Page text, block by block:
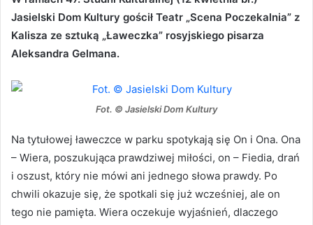
Jasielski Dom Kultury gościł Teatr „Scena Poczekalnia” z
Kalisza ze sztuką „Ławeczka” rosyjskiego pisarza
Aleksandra Gelmana.
Fot. © Jasielski Dom Kultury
Na tytułowej ławeczce w parku spotykają się On i Ona. Ona
– Wiera, poszukująca prawdziwej miłości, on – Fiedia, drań
i oszust, który nie mówi ani jednego słowa prawdy. Po
chwili okazuje się, że spotkali się już wcześniej, ale on
tego nie pamięta. Wiera oczekuje wyjaśnień, dlaczego